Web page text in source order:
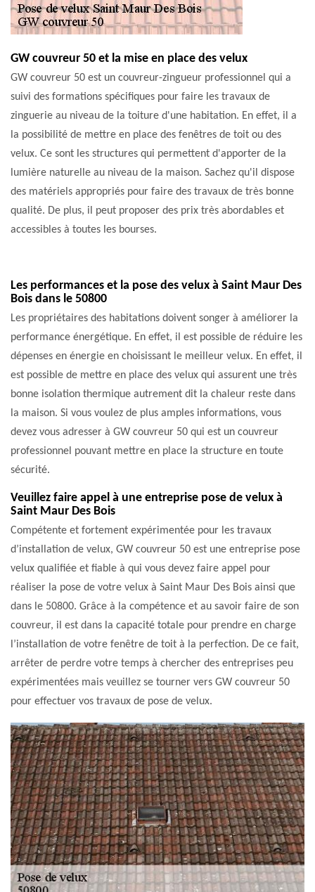
GW couvreur 50 et la mise en place des velux
GW couvreur 50 est un couvreur-zingueur professionnel qui a
suivi des formations spécifiques pour faire les travaux de
zinguerie au niveau de la toiture d'une habitation. En effet, il a
la possibilité de mettre en place des fenêtres de toit ou des
velux. Ce sont les structures qui permettent d'apporter de la
lumière naturelle au niveau de la maison. Sachez qu'il dispose
des matériels appropriés pour faire des travaux de très bonne
qualité. De plus, il peut proposer des prix très abordables et
accessibles à toutes les bourses.
Les performances et la pose des velux à Saint Maur Des
Bois dans le 50800
Les propriétaires des habitations doivent songer à améliorer la
performance énergétique. En effet, il est possible de réduire les
dépenses en énergie en choisissant le meilleur velux. En effet, il
est possible de mettre en place des velux qui assurent une très
bonne isolation thermique autrement dit la chaleur reste dans
la maison. Si vous voulez de plus amples informations, vous
devez vous adresser à GW couvreur 50 qui est un couvreur
professionnel pouvant mettre en place la structure en toute
sécurité.
Veuillez faire appel à une entreprise pose de velux à
Saint Maur Des Bois
Compétente et fortement expérimentée pour les travaux
d’installation de velux, GW couvreur 50 est une entreprise pose
velux qualifiée et fiable à qui vous devez faire appel pour
réaliser la pose de votre velux à Saint Maur Des Bois ainsi que
dans le 50800. Grâce à la compétence et au savoir faire de son
couvreur, il est dans la capacité totale pour prendre en charge
l’installation de votre fenêtre de toit à la perfection. De ce fait,
arrêter de perdre votre temps à chercher des entreprises peu
expérimentées mais veuillez se tourner vers GW couvreur 50
pour effectuer vos travaux de pose de velux.